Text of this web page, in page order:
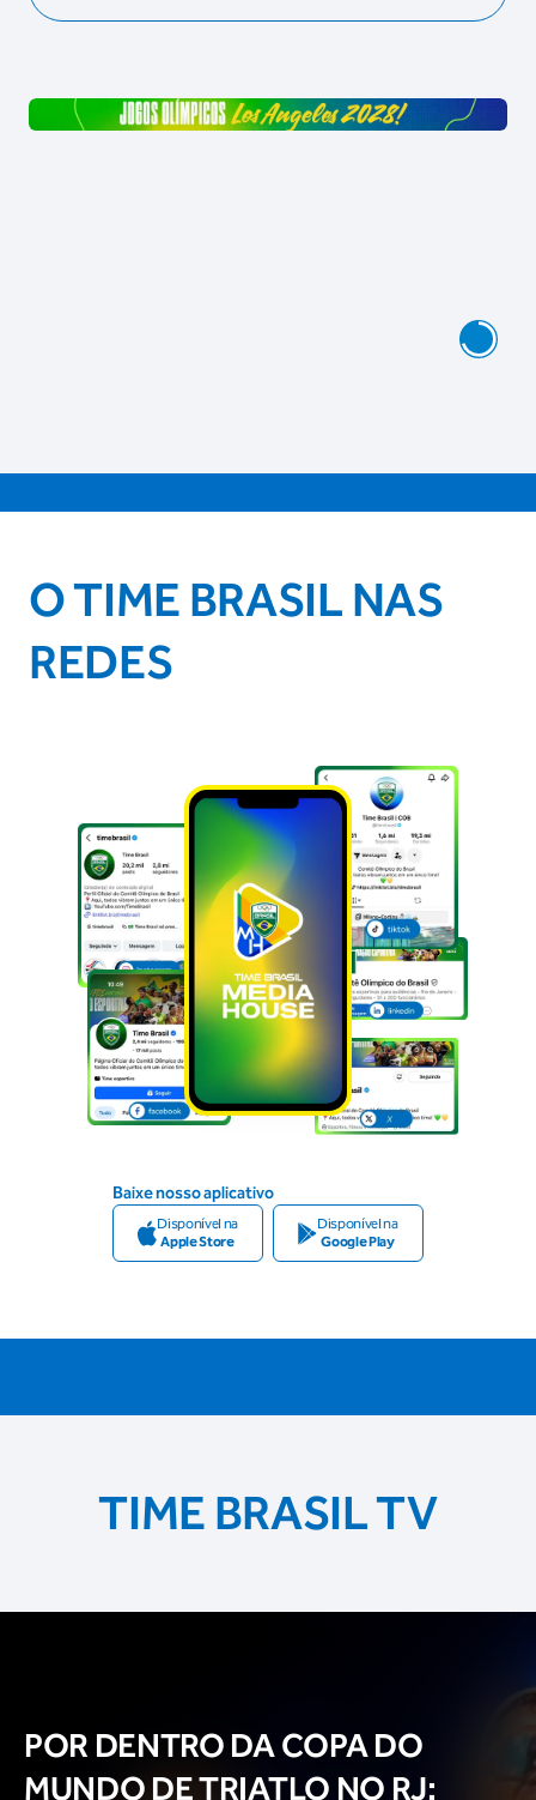
O TIME BRASIL NAS
REDES
Baixe nosso aplicativo
Disponível na
Apple Store
Disponível na
Google Play
TIME BRASIL TV
POR DENTRO DA COPA DO
MUNDO DE TRIATLO NO RJ: